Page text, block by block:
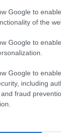
Google to
of the
Google to
Google to
including
fraud
MIKÉNT
A